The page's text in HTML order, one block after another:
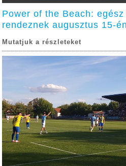
Power of the Beach:
rendeznek augusztus 15-
Mutatjuk a részleteket